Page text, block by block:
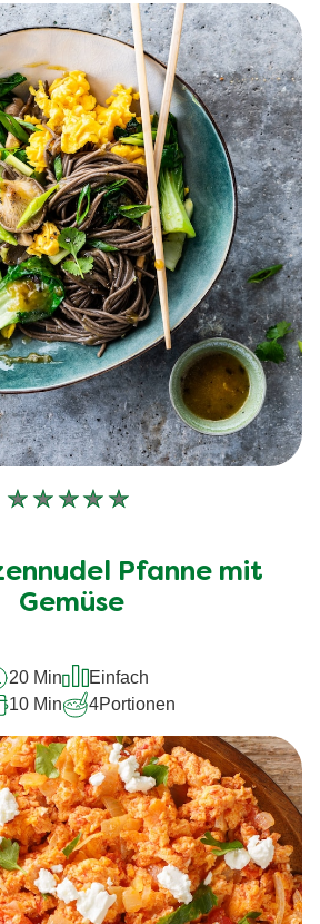
Keine
für
dieses
Pfanne mit
Gemüse
20 Min
Einfach
10 Min
4Portionen